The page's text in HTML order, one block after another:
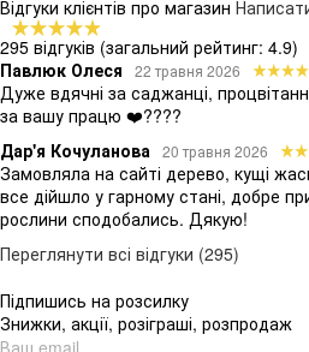
Відгуки клієнтів про магазин
295 відгуків (загальний рейтинг: 4.9)
Павлюк Олеся
22 травня 2026
Дуже вдячні за саджанці,
за вашу працю ❤️????
Дар'я Кочуланова
20 травня 2026
Замовляла на сайті дерево, кущі
все дійшло у гарному стані, добре
рослини сподобались. Дякую!
Переглянути всі відгуки (295)
Підпишись на розсилку
Знижки, акції, розіграші, розпродаж